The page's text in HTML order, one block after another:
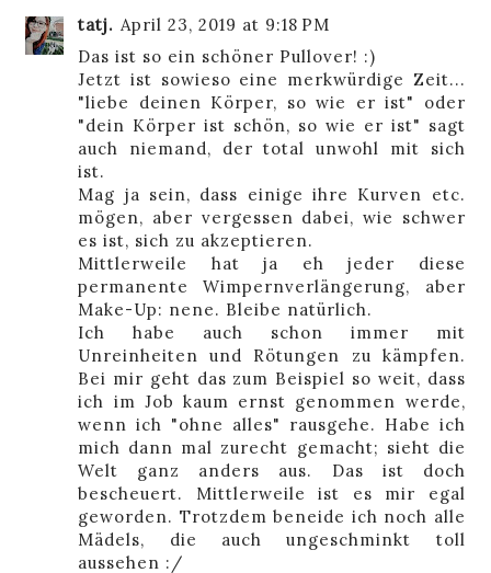
tatj. April 23, 2019 at 9:18 PM
Das ist so ein schöner Pullover! :)
Jetzt ist sowieso eine merkwürdige Zeit...
"liebe deinen Körper, so wie er ist" oder
"dein Körper ist schön, so wie er ist" sagt
auch niemand, der total unwohl mit sich
ist.
Mag ja sein, dass einige ihre Kurven etc.
mögen, aber vergessen dabei, wie schwer
es ist, sich zu akzeptieren.
Mittlerweile hat ja eh jeder diese
permanente Wimpernverlängerung, aber
Make-Up: nene. Bleibe natürlich.
Ich habe auch schon immer mit
Unreinheiten und Rötungen zu kämpfen.
Bei mir geht das zum Beispiel so weit, dass
ich im Job kaum ernst genommen werde,
wenn ich "ohne alles" rausgehe. Habe ich
mich dann mal zurecht gemacht; sieht die
Welt ganz anders aus. Das ist doch
bescheuert. Mittlerweile ist es mir egal
geworden. Trotzdem beneide ich noch alle
Mädels, die auch ungeschminkt toll
aussehen :/